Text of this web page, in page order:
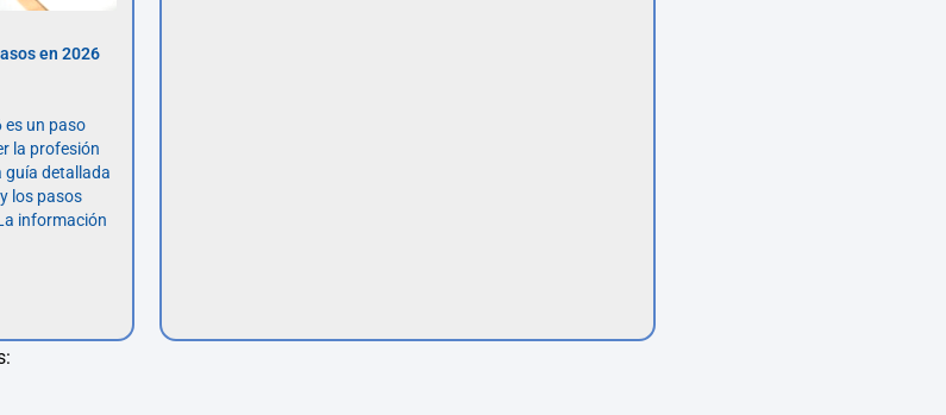
en 2026
es un paso
la profesión
guía detallada
los pasos
información